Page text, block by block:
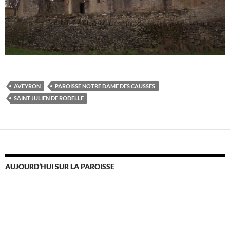
AVEYRON
PAROISSE NOTRE DAME DES CAUSSES
SAINT JULIEN DE RODELLE
AUJOURD’HUI SUR LA PAROISSE